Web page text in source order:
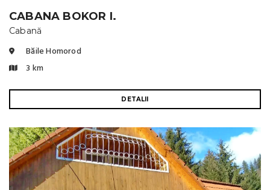
CABANA BOKOR I.
Cabană
Băile Homorod
3 km
DETALII